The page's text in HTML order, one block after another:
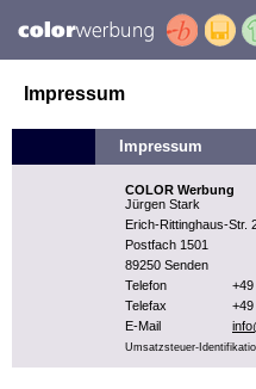
Impressum
Impressum
COLOR Werbung
Jürgen Stark
Erich-Rittinghaus-Str.
Postfach 1501
89250 Senden
Telefon
Telefax
E-Mail
Umsatzsteuer-